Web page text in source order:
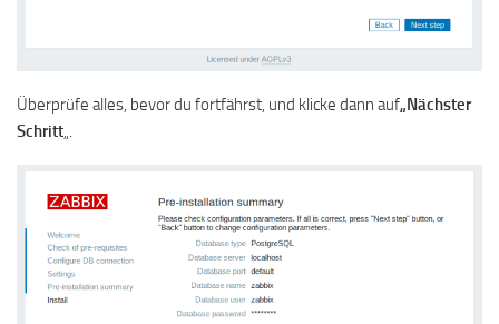
Überprüfe alles, bevor du fortfährst, und klicke dann auf„Nächster
Schritt